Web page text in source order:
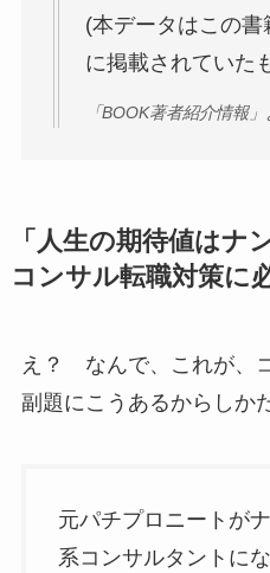
(本データはこの
に掲載されていた
「BOOK著者紹介情報
「人生の期待値はナ
コンサル転職対策に
え？ なんで、これが、
副題にこうあるからしか
元パチプロニートが
系コンサルタントに